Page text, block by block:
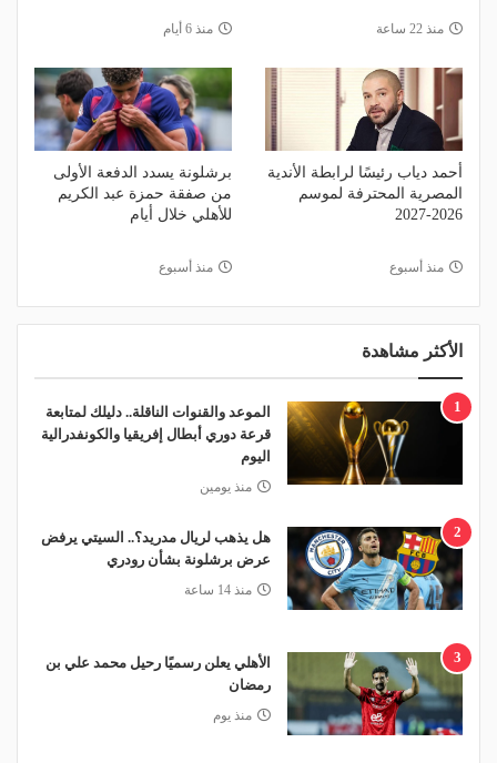
منذ 22 ساعة منذ 6 أيام
أحمد دياب رئيسًا لرابطة الأندية
المصرية المحترفة لموسم
2026-2027
منذ أسبوع
برشلونة يسدد الدفعة الأولى
من صفقة حمزة عبد الكريم
للأهلي خلال أيام
منذ أسبوع
الأكثر مشاهدة
1
الموعد والقنوات الناقلة.. دليلك لمتابعة
قرعة دوري أبطال إفريقيا والكونفدرالية
اليوم
منذ يومين
2
هل يذهب لريال مدريد؟.. السيتي يرفض
عرض برشلونة بشأن رودري
منذ 14 ساعة
3
الأهلي يعلن رسميًا رحيل محمد علي بن
رمضان
منذ يوم